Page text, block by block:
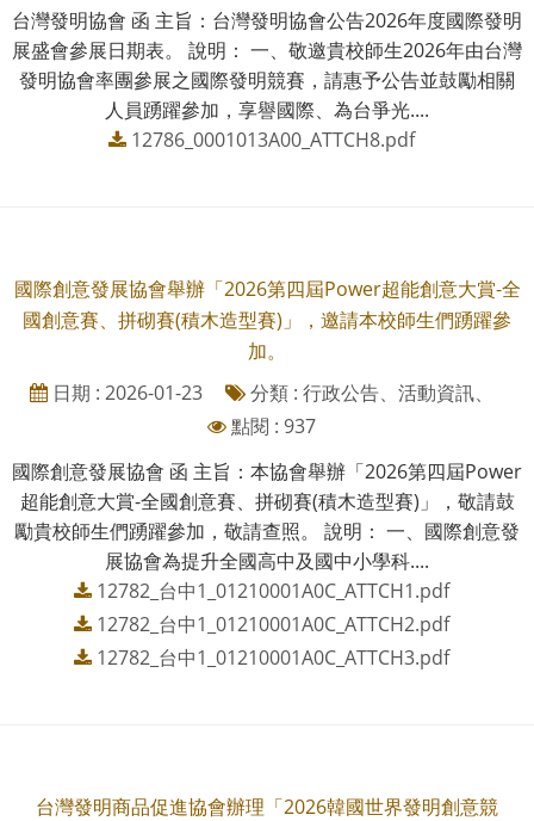
台灣發明協會 函 主旨：台灣發明協會公告2026年度國際發明
展盛會參展日期表。 說明： 一、敬邀貴校師生2026年由台灣
發明協會率團參展之國際發明競賽，請惠予公告並鼓勵相關
人員踴躍參加，享譽國際、為台爭光....
12786_0001013A00_ATTCH8.pdf
國際創意發展協會舉辦「2026第四屆Power超能創意大賞-全
國創意賽、拼砌賽(積木造型賽)」，邀請本校師生們踴躍參
加。
日期 : 2026-01-23
分類 : 行政公告、活動資訊、
點閱 : 937
國際創意發展協會 函 主旨：本協會舉辦「2026第四屆Power
超能創意大賞-全國創意賽、拼砌賽(積木造型賽)」，敬請鼓
勵貴校師生們踴躍參加，敬請查照。 說明： 一、國際創意發
展協會為提升全國高中及國中小學科....
12782_台中1_01210001A0C_ATTCH1.pdf
12782_台中1_01210001A0C_ATTCH2.pdf
12782_台中1_01210001A0C_ATTCH3.pdf
台灣發明商品促進協會辦理「2026韓國世界發明創意競